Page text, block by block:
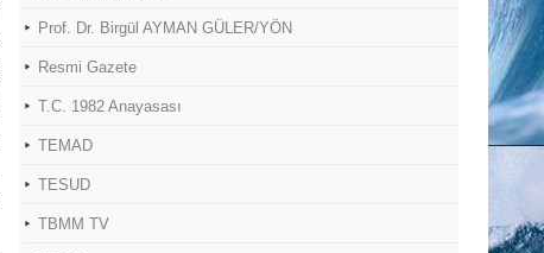
Prof. Dr. Birgül AYMAN GÜLER/YÖN
Resmi Gazete
T.C. 1982 Anayasası
TEMAD
TESUD
TBMM TV